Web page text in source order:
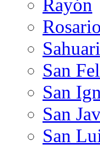
Rayón
Rosario
San
San
San
San